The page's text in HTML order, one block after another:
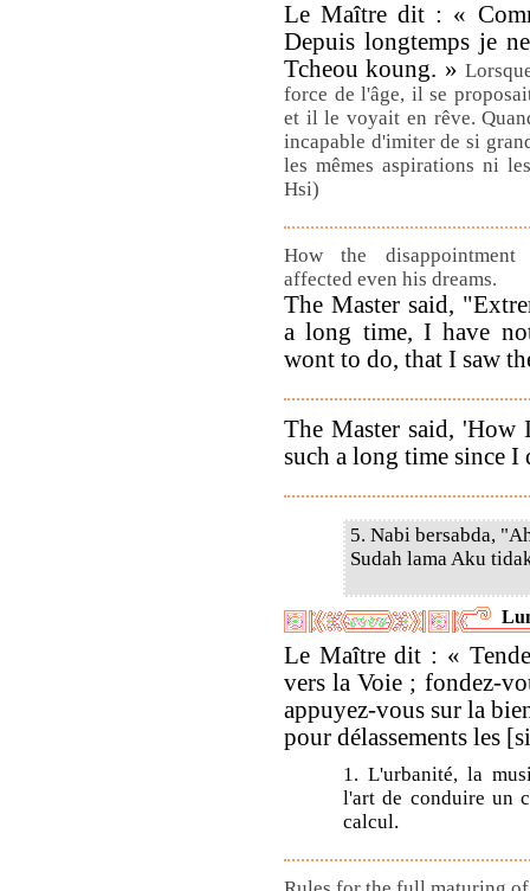
Le Maître dit : «
Depuis longtemps je
Tcheou koung. »
force de l'âge, il se
et il le voyait en rêve.
incapable d'imiter de si
les mêmes aspirations ni
Hsi)
How the
affected even his dreams.
The Master said,
a long time, I have
wont to do, that I saw
The Master said,
such a long time since
5. Nabi bersabda,
Sudah lama Aku
Le Maître dit : «
vers la Voie ; fondez-
appuyez-vous sur la
pour délassements les
1. L'urbanité, la
l'art de conduire un
calcul.